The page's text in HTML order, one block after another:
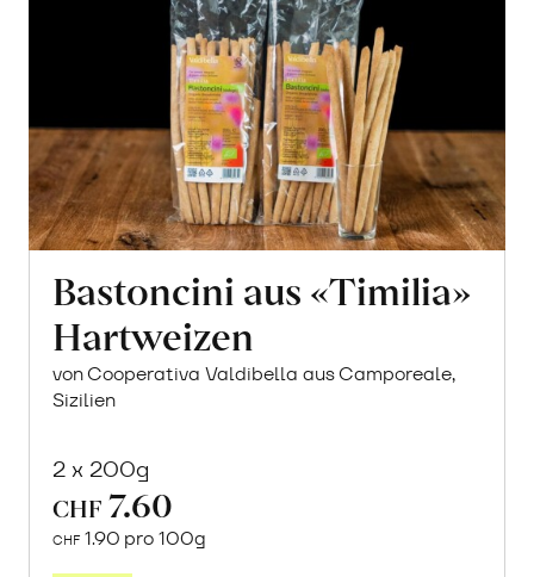
Bastoncini aus «Timilia»
Hartweizen
von Cooperativa Valdibella aus Camporeale,
Sizilien
2 x 200g
CHF 7.60
CHF 1.90 pro 100g